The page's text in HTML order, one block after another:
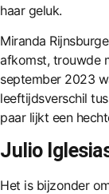
haar geluk.
Miranda
afkomst, trouwde
september 2023
leeftijdsverschil
paar lijkt een
Julio
Het is bijzonder